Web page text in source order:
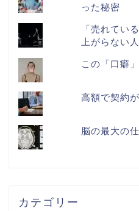
った秘密
「売れてい
上がらない
この「口癖
高額で契約
脳の最大の
カテゴリー